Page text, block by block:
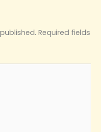
Required fields